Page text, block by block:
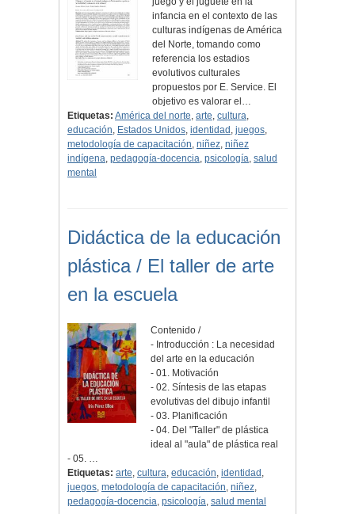
infancia en el contexto de las
culturas indígenas de América
del Norte, tomando como
referencia los estadios
evolutivos culturales
propuestos por E. Service. El
objetivo es valorar el…
Etiquetas: América del norte, arte, cultura,
educación, Estados Unidos, identidad , juegos,
metodología de capacitación, niñez, niñez
indígena, pedagogía-docencia, psicología, salud
mental
Didáctica de la educación
plástica / El taller de arte
en la escuela
Contenido /
- Introducción : La necesidad
del arte en la educación
- 01. Motivación
- 02. Síntesis de las etapas
evolutivas del dibujo infantil
- 03. Planificación
- 04. Del "Taller" de plástica
ideal al "aula" de plástica real
- 05. …
Etiquetas: arte, cultura, educación, identidad ,
juegos, metodología de capacitación, niñez,
pedagogía-docencia, psicología, salud mental